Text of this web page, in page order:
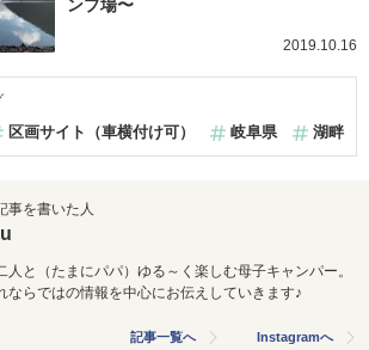
ンプ場〜
2019.10.16
区画サイト（車横付け可） 岐阜県 湖畔
事を書いた人
人と（たまにパパ）ゆる～く楽しむ母子キャンパー。
ならではの情報を中心にお伝えしていきます♪
記事一覧へ Instagramへ